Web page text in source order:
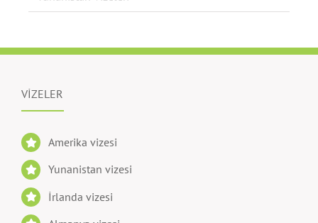
VİZELER
Amerika vizesi
Yunanistan vizesi
İrlanda vizesi